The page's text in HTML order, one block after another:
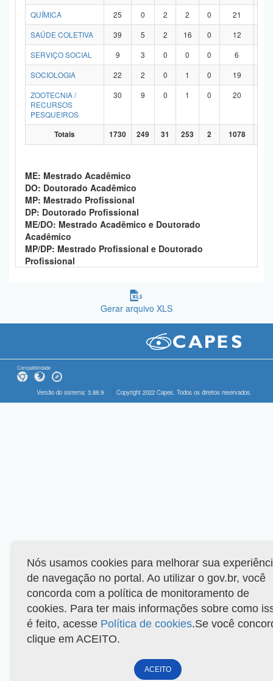
QUÍMICA
25 0 2 2 0 21
SAÚDE COLETIVA
39 5 2 16 0 12
SERVIÇO SOCIAL
9 3 0 0 0 6
SOCIOLOGIA
22 2 0 1 0 19
ZOOTECNIA /
RECURSOS
PESQUEIROS
30 9 0 1 0 20
Totais 1730 249 31 253 2 1078
ME: Mestrado Acadêmico
DO: Doutorado Acadêmico
MP: Mestrado Profissional
DP: Doutorado Profissional
ME/DO: Mestrado Acadêmico e Doutorado
Acadêmico
MP/DP: Mestrado Profissional e Doutorado
Profissional
Gerar arquivo XLS
Compatibilidade
Versão do sistema: 3.88.9 Copyright 2022 Capes. Todos os direitos reservados.
Nós usamos cookies para melhorar sua
de navegação no portal. Ao utilizar o gov.br, você
concorda com a política de monitoramento de
cookies. Para ter mais informações sobre como
é feito, acesse Política de cookies.Se você
clique em ACEITO.
ACEITO